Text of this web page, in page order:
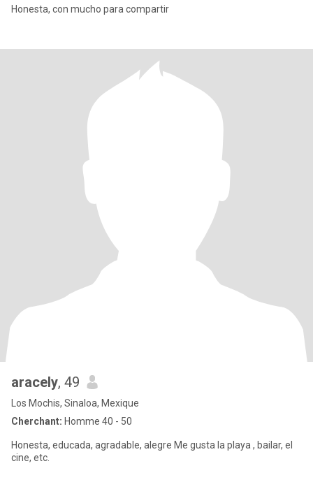
Honesta, con mucho para compartir
aracely, 49
Los Mochis, Sinaloa, Mexique
Cherchant: Homme 40 - 50
Honesta, educada, agradable, alegre Me gusta la playa , bailar, el
cine, etc.